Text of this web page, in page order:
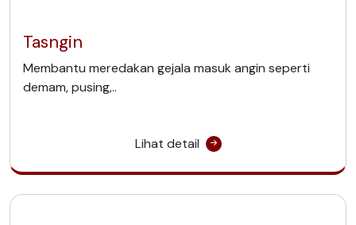
Tasngin
Membantu meredakan gejala masuk angin seperti
demam, pusing,..
Lihat detail